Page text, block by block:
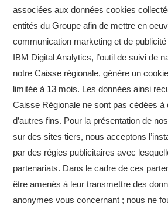
associées aux données cookies
entités du Groupe afin de mettre en
communication marketing et de
IBM Digital Analytics, l’outil de suivi de
notre Caisse régionale, génère un
limitée à 13 mois. Les données ainsi
Caisse Régionale ne sont pas cédées à
d’autres fins. Pour la présentation de
sur des sites tiers, nous acceptons
par des régies publicitaires avec
partenariats. Dans le cadre de ces
être amenés à leur transmettre des
anonymes vous concernant ; nous ne